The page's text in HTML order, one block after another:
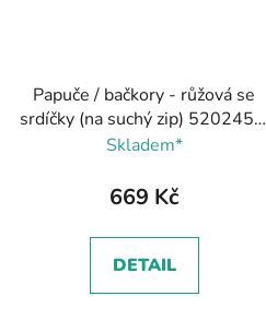
Papuče / bačkory - růžová se
srdíčky (na suchý zip) 5202455,
Fare bare
Skladem*
669 Kč
DETAIL